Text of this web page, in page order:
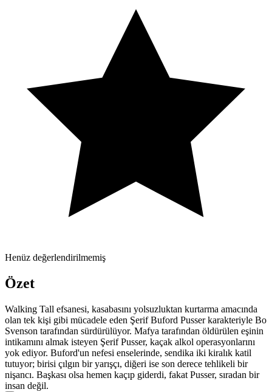
Henüz değerlendirilmemiş
Özet
Walking Tall efsanesi, kasabasını yolsuzluktan kurtarma amacında
olan tek kişi gibi mücadele eden Şerif Buford Pusser karakteriyle Bo
Svenson tarafından sürdürülüyor. Mafya tarafından öldürülen eşinin
intikamını almak isteyen Şerif Pusser, kaçak alkol operasyonlarını
yok ediyor. Buford'un nefesi enselerinde, sendika iki kiralık katil
tutuyor; birisi çılgın bir yarışçı, diğeri ise son derece tehlikeli bir
nişancı. Başkası olsa hemen kaçıp giderdi, fakat Pusser, sıradan bir
insan değil.